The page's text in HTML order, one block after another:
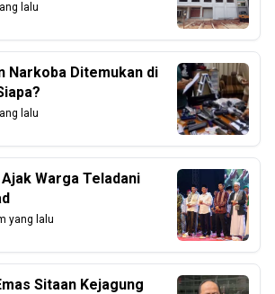
lalu
Narkoba Ditemukan di
lalu
Warga Teladani
yang lalu
Sitaan Kejagung